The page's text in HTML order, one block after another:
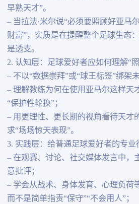
早熟天才”。
– 当拉法·米尔说“必须要照顾好亚马
财富”，实质是在提醒整个足球生态
是透支。
2. 认知层：足球爱好者应如何理解“
– 不以“数据崇拜”或“球王标签”绑架
– 理解教练为何在使用亚马尔这样天
“保护性轮换”；
– 用更理性、更长期的视角看待天才
求“场场惊天表现”。
3. 实践层：给普通足球爱好者的专业
– 在观赛、讨论、社交媒体发言中，
意批评；
– 学会从战术、身体发育、心理负荷
而不是简单指责“保守”“不会用人”；